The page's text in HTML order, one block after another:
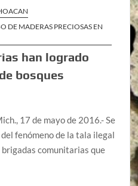
DE MADERAS PRECIOSAS EN
han logrado
bosques
17 de mayo de 2016.- Se
fenómeno de la tala ilegal
comunitarias que